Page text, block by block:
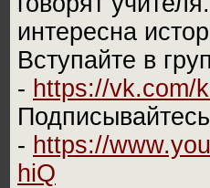
интересна
Вступайте в
- https://vk.com/
- https://
hiQ